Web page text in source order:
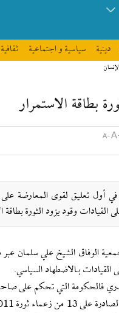
دينية سیاسیة و اجتماعیة
بطاقة الاستمرار
أول تعليق لقوى المعارضة
وقود يزود الثورة بطاقة
لجمعية الوفاق الشيخ علي
بـالاضطهاد السياسي.
فالحكومة التي تحكم على
في البلاد.